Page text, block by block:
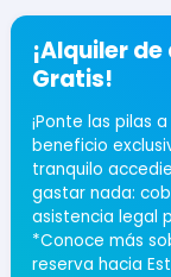
¡Alquiler
Gratis!
¡Ponte las pilas
beneficio
tranquilo
gastar nada:
asistencia legal
*Conoce más
reserva hacia